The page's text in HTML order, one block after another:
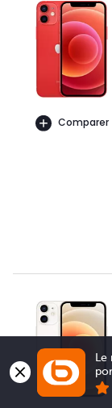
Comparer
Le